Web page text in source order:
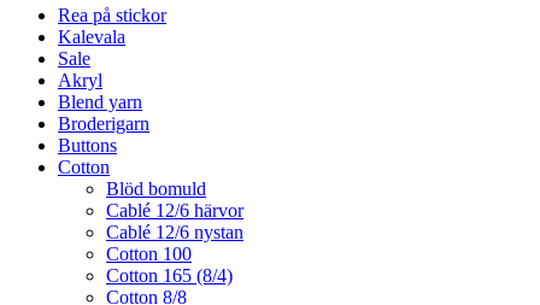
Rea på stickor
Kalevala
Sale
Akryl
Blend yarn
Broderigarn
Buttons
Cotton
Blöd bomuld
Cablé 12/6 härvor
Cablé 12/6 nystan
Cotton 100
Cotton 165 (8/4)
Cotton 8/8